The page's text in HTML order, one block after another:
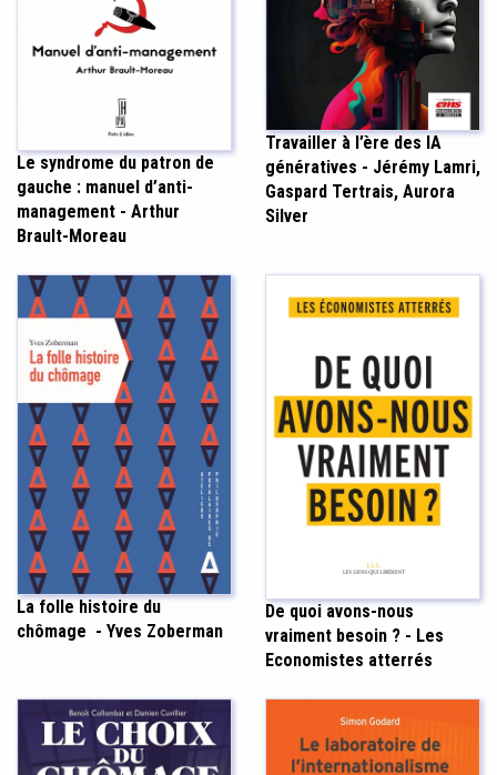
Le syndrome du patron de
gauche : manuel d’anti-
management - Arthur
Brault-Moreau
Travailler à l’ère des IA
génératives - Jérémy Lamri,
Gaspard Tertrais, Aurora
Silver
La folle histoire du
chômage - Yves Zoberman
De quoi avons-nous
vraiment besoin ? - Les
Economistes atterrés